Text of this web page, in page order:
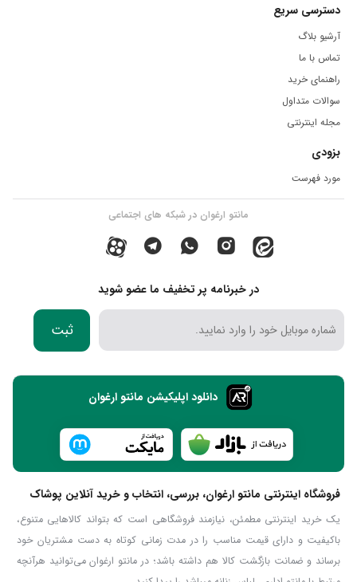
دسترسی سریع
آرشیو بلاگ
تماس با ما
راهنمای خرید
سوالات متداول
مجله اینترنتی
بزودی
مورد فهرست
مانتو ارغوان در شبکه های اجتماعی
در خبرنامه پر تخفیف ما عضو شوید
ثبت
دانلود اپلیکیشن مانتو ارغوان
فروشگاه اینترنتی مانتو ارغوان، بررسی، انتخاب و خرید آنلاین پوشاک
یک خرید اینترنتی مطمئن، نیازمند فروشگاهی است که بتواند کالاهایی متنوع،
باکیفیت و دارای قیمت مناسب را در مدت زمانی کوتاه به دست مشتریان خود
برساند و ضمانت بازگشت کالا هم داشته باشد؛ در مانتو ارغوان می‌توانید هرآنچه